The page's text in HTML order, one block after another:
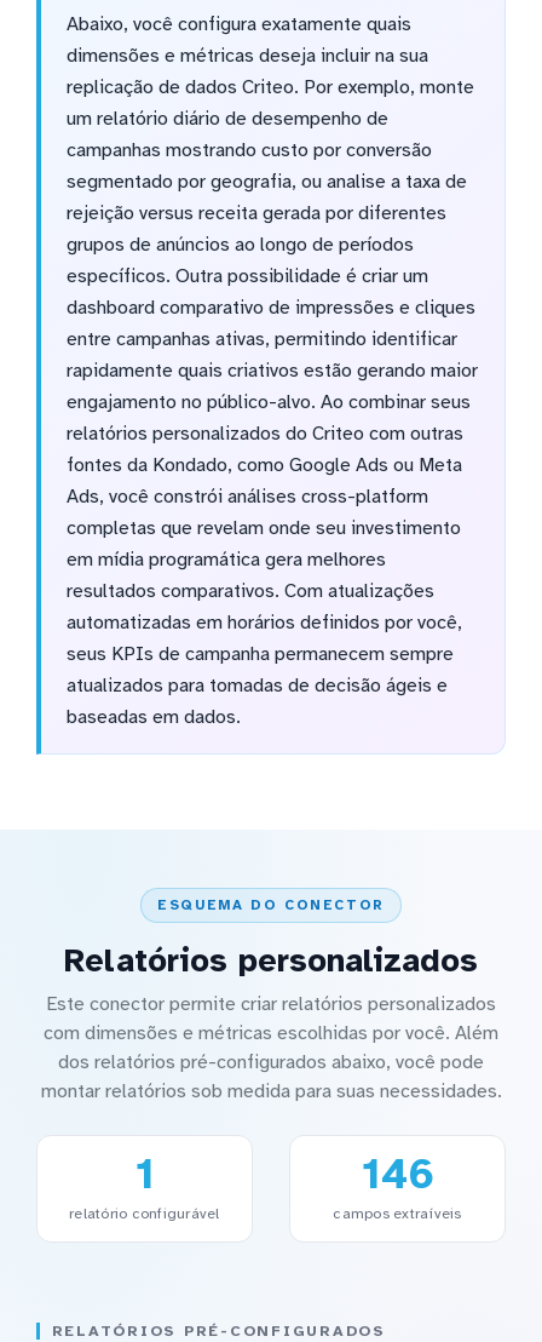
Abaixo, você configura exatamente quais
dimensões e métricas deseja incluir na sua
replicação de dados Criteo. Por exemplo, monte
um relatório diário de desempenho de
campanhas mostrando custo por conversão
segmentado por geografia, ou analise a taxa de
rejeição versus receita gerada por diferentes
grupos de anúncios ao longo de períodos
específicos. Outra possibilidade é criar um
dashboard comparativo de impressões e cliques
entre campanhas ativas, permitindo identificar
rapidamente quais criativos estão gerando maior
engajamento no público-alvo. Ao combinar seus
relatórios personalizados do Criteo com outras
fontes da Kondado, como Google Ads ou Meta
Ads, você constrói análises cross-platform
completas que revelam onde seu investimento
em mídia programática gera melhores
resultados comparativos. Com atualizações
automatizadas em horários definidos por você,
seus KPIs de campanha permanecem sempre
atualizados para tomadas de decisão ágeis e
baseadas em dados.
ESQUEMA DO CONECTOR
Relatórios personalizados
Este conector permite criar relatórios personalizados
com dimensões e métricas escolhidas por você. Além
dos relatórios pré-configurados abaixo, você pode
montar relatórios sob medida para suas necessidades.
1
relatório configurável
146
campos extraíveis
RELATÓRIOS PRÉ-CONFIGURADOS